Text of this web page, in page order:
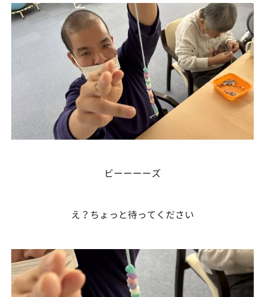
ビーーーーズ
え？ちょっと待ってください